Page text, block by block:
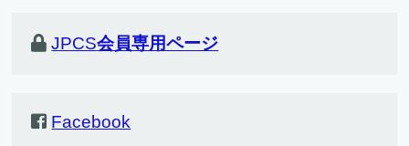
JPCS会員専用ページ
Facebook